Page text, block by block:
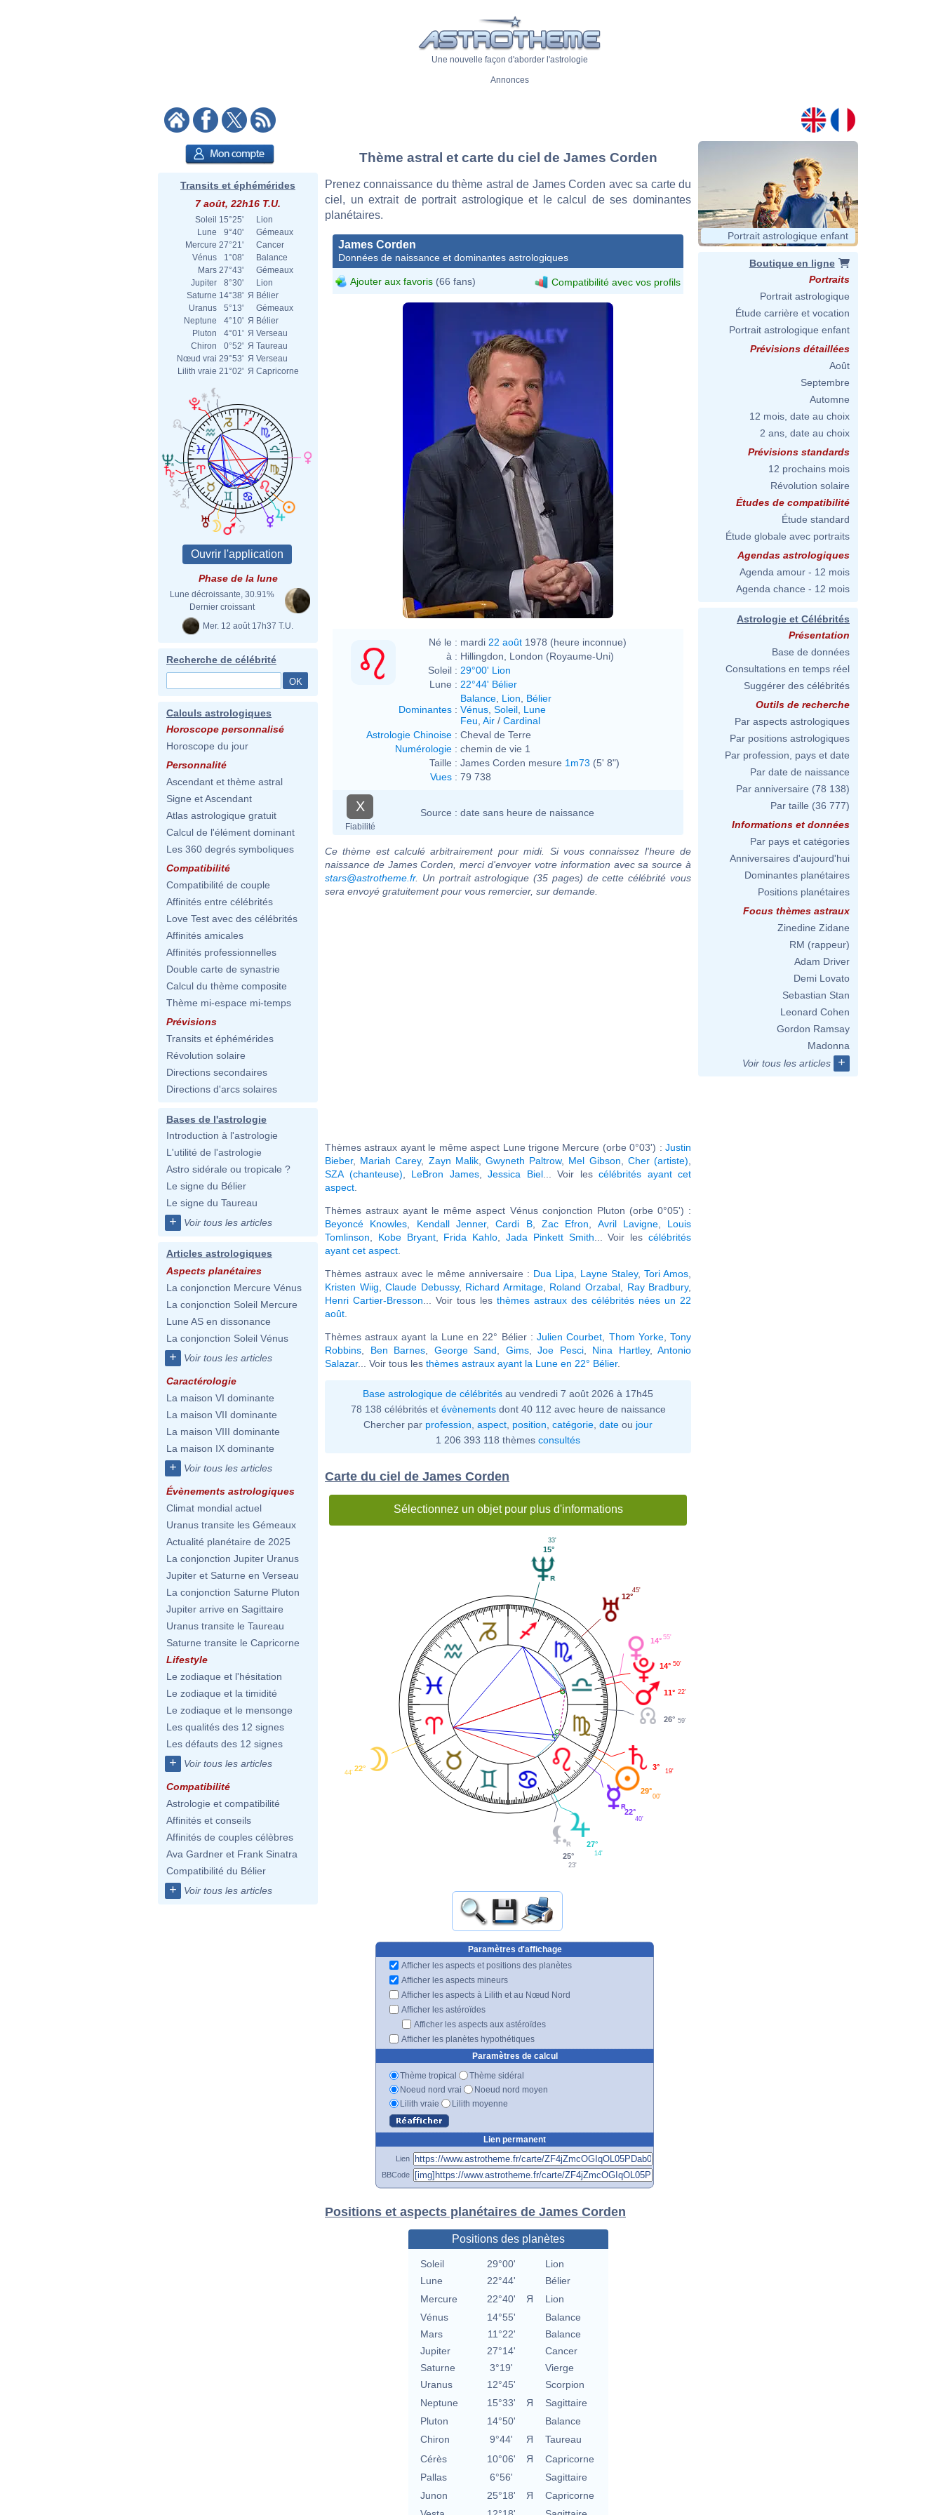
Une nouvelle façon d'aborder l'astrologie
Annonces
Transits et éphémérides
7 août, 22h16 T.U.
Soleil 15°25'
Lion
Lune
9°40'
Gémeaux
Mercure 27°21'
Cancer
Vénus
1°08'
Balance
Mars 27°43'
Gémeaux
Jupiter
8°30'
Lion
Saturne 14°38' Я Bélier
Uranus
5°13'
Gémeaux
Neptune
4°10' Я Bélier
Pluton
4°01' Я Verseau
Chiron
0°52' Я Taureau
Nœud vrai 29°53' Я Verseau
Lilith vraie 21°02' Я Capricorne
Phase de la lune
Lune décroissante, 30.91%
Dernier croissant
Mer. 12 août 17h37 T.U.
Recherche de célébrité
Calculs astrologiques
Horoscope personnalisé
Horoscope du jour
Personnalité
Ascendant et thème astral
Signe et Ascendant
Atlas astrologique gratuit
Calcul de l'élément dominant
Les 360 degrés symboliques
Compatibilité
Compatibilité de couple
Affinités entre célébrités
Love Test avec des célébrités
Affinités amicales
Affinités professionnelles
Double carte de synastrie
Calcul du thème composite
Thème mi-espace mi-temps
Prévisions
Transits et éphémérides
Révolution solaire
Directions secondaires
Directions d'arcs solaires
Bases de l'astrologie
Introduction à l'astrologie
L'utilité de l'astrologie
Astro sidérale ou tropicale ?
Le signe du Bélier
Le signe du Taureau
+ Voir tous les articles
Articles astrologiques
Aspects planétaires
La conjonction Mercure Vénus
La conjonction Soleil Mercure
Lune AS en dissonance
La conjonction Soleil Vénus
+ Voir tous les articles
Caractérologie
La maison VI dominante
La maison VII dominante
La maison VIII dominante
La maison IX dominante
+ Voir tous les articles
Évènements astrologiques
Climat mondial actuel
Uranus transite les Gémeaux
Actualité planétaire de 2025
La conjonction Jupiter Uranus
Jupiter et Saturne en Verseau
La conjonction Saturne Pluton
Jupiter arrive en Sagittaire
Uranus transite le Taureau
Saturne transite le Capricorne
Lifestyle
Le zodiaque et l'hésitation
Le zodiaque et la timidité
Le zodiaque et le mensonge
Les qualités des 12 signes
Les défauts des 12 signes
+ Voir tous les articles
Compatibilité
Astrologie et compatibilité
Affinités et conseils
Affinités de couples célèbres
Ava Gardner et Frank Sinatra
Compatibilité du Bélier
+ Voir tous les articles
Thème astral et carte du ciel de James Corden
Prenez connaissance du thème astral de James Corden avec sa carte du
ciel, un extrait de portrait astrologique et le calcul de ses dominantes
planétaires.
James Corden
Données de naissance et dominantes astrologiques
Ajouter aux favoris (66 fans) Compatibilité avec vos profils
Né le : mardi 22 août 1978 (heure inconnue)
à : Hillingdon, London (Royaume-Uni)
Soleil : 29°00' Lion
Lune : 22°44' Bélier
Dominantes :
Balance Lion
Bélier
Vénus Soleil Lune
Feu Air / Cardinal
Astrologie Chinoise : Cheval de Terre
Numérologie : chemin de vie 1
Taille : James Corden mesure 1m73 (5' 8")
Vues : 79 738
X
Fiabilité
Source : date sans heure de naissance
Ce thème est calculé arbitrairement pour midi. Si vous connaissez l'heure de
naissance de James Corden, merci d'envoyer votre information avec sa source à
stars@astrotheme.fr. Un portrait astrologique (35 pages) de cette célébrité vous
sera envoyé gratuitement pour vous remercier, sur demande.
Thèmes astraux ayant le même aspect Lune trigone Mercure (orbe 0°03') : Justin
Bieber, Mariah Carey, Zayn Malik,Gwyneth Paltrow, Mel Gibson Cher (artiste)
SZA (chanteuse)
LeBron James, Jessica Biel... Voir les célébrités ayant cet
aspect
Thèmes astraux ayant le même aspect Vénus conjonction Pluton (orbe 0°05') :
Beyoncé Knowles
Kendall Jenner,Cardi B, Zac Efron Avril Lavigne, Louis
Tomlinson
Kobe Bryant, Frida Kahlo ,Jada Pinkett Smith ... Voir lescélébrités
ayant cet aspect
Thèmes astraux avec le même anniversaire : Dua Lipa Layne Staley, Tori Amos
Kristen Wiig ,Claude Debussy, Richard Armitage, Roland Orzabal, Ray Bradbury,
Henri Cartier-Bresson ... Voir tous les thèmes astraux des célébrités nées un 22
août
Thèmes astraux ayant la Lune en 22° Bélier :Julien Courbet Thom Yorke,Tony
Robbins
Ben Barnes George Sand Gims, Joe Pesci, Nina Hartley, Antonio
Salazar... Voir tous les thèmes astraux ayant la Lune en 22° Bélier.
Base astrologique de célébrités au vendredi 7 août 2026 à 17h45
78 138 célébrités et évènementsdont 40 112 avec heure de naissance
Chercher par profession aspect position catégorie date ou jour
1 206 393 118 thèmes consultés
Carte du ciel de James Corden
Sélectionnez un objet pour plus d'informations
11° 22'
14° 50'
14° 55'
12°
45'
15°
33'
22°
44'
25°
23'
27°
14'
22°
40'
29°
00'
3° 19'
26° 59'
Paramètres d'affichage
Afficher les aspects et positions des planètes
Afficher les aspects mineurs
Afficher les aspects à Lilith et au Nœud Nord
Afficher les astéroïdes
Afficher les aspects aux astéroïdes
Afficher les planètes hypothétiques
Paramètres de calcul
Thème tropical
Thème sidéral
Noeud nord vrai
Noeud nord moyen
Lilith vraie
Lilith moyenne
Lien permanent
Lien
BBCode
Positions et aspects planétaires de James Corden
Positions des planètes
Soleil 29°00'
Lion
Lune
22°44'
Bélier
Mercure
22°40' Я
Lion
Vénus
14°55'
Balance
Mars
11°22'
Balance
Jupiter
27°14'
Cancer
Saturne
3°19'
Vierge
Uranus
12°45'
Scorpion
Neptune
15°33' Я
Sagittaire
Pluton
14°50'
Balance
Chiron
9°44' Я
Taureau
Cérès
10°06' Я
Capricorne
Pallas
6°56'
Sagittaire
Junon
25°18' Я
Capricorne
Portrait astrologique enfant
Boutique en ligne
Portraits
Portrait astrologique
Étude carrière et vocation
Portrait astrologique enfant
Prévisions détaillées
Août
Septembre
Automne
12 mois, date au choix
2 ans, date au choix
Prévisions standards
12 prochains mois
Révolution solaire
Études de compatibilité
Étude standard
Étude globale avec portraits
Agendas astrologiques
Agenda amour - 12 mois
Agenda chance - 12 mois
Astrologie et Célébrités
Présentation
Base de données
Consultations en temps réel
Suggérer des célébrités
Outils de recherche
Par aspects astrologiques
Par positions astrologiques
Par profession, pays et date
Par date de naissance
Par anniversaire (78 138)
Par taille (36 777)
Informations et données
Par pays et catégories
Anniversaires d'aujourd'hui
Dominantes planétaires
Positions planétaires
Focus thèmes astraux
Zinedine Zidane
RM (rappeur)
Adam Driver
Demi Lovato
Sebastian Stan
Leonard Cohen
Gordon Ramsay
Madonna
Voir tous les articles
+